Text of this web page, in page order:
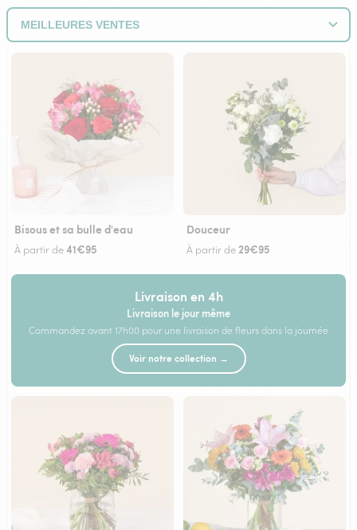
Bisous et sa bulle d'eau
À partir de41€95
Douceur
À partir de29€95
Livraison en 4h
Livraison le jour même
Commandez avant 17h00 pour une livraison de fleurs dans la journée
Voir notre collection →